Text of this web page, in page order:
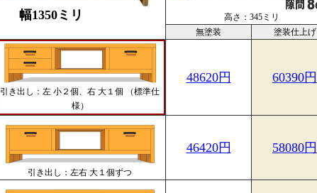
幅1350ミリ 高さ：345ミリ
無塗装
塗装仕上げ
引き出し：左 小２個、右 大１個 （標準仕
様）
48620円 60390円
引き出し：左右 大１個ずつ
46420円 58080円